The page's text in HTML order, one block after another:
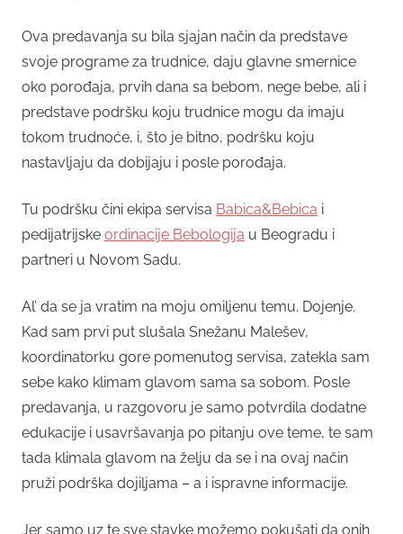
Ova predavanja su bila sjajan način da predstave
svoje programe za trudnice, daju glavne smernice
oko porođaja, prvih dana sa bebom, nege bebe, ali i
predstave podršku koju trudnice mogu da imaju
tokom trudnoće, i, što je bitno, podršku koju
nastavljaju da dobijaju i posle porođaja.
Tu podršku čini ekipa servisa Babica&Bebica i
pedijatrijske ordinacije Bebologija u Beogradu i
partneri u Novom Sadu.
Al’ da se ja vratim na moju omiljenu temu. Dojenje.
Kad sam prvi put slušala Snežanu Malešev,
koordinatorku gore pomenutog servisa, zatekla sam
sebe kako klimam glavom sama sa sobom. Posle
predavanja, u razgovoru je samo potvrdila dodatne
edukacije i usavršavanja po pitanju ove teme, te sam
tada klimala glavom na želju da se i na ovaj način
pruži podrška dojiljama – a i ispravne informacije.
Jer samo uz te sve stavke možemo pokušati da onih